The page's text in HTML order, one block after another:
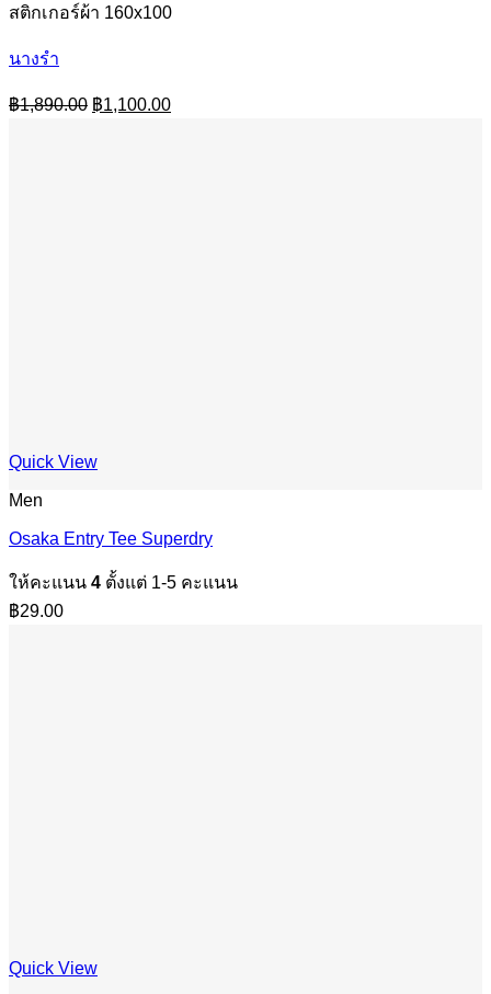
สติกเกอร์ผ้า 160x100
นางรำ
฿1,890.00 Original
price
฿1,100.00Current
price
Quick View
Men
Osaka Entry Tee Superdry
ให้คะแนน 4 ตั้งแต่ 1-5 คะแนน
฿29.00
Quick View